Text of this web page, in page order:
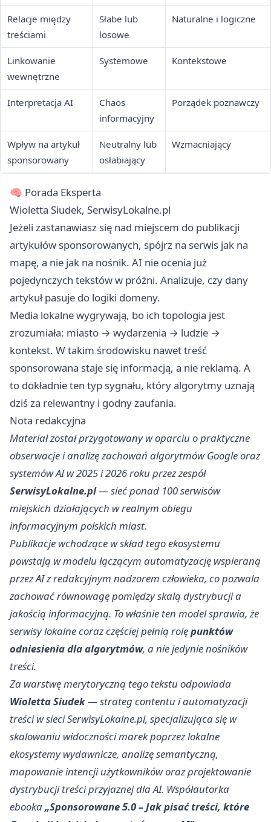
Relacje między
treściami
Słabe lub
losowe
Naturalne i logiczne
Linkowanie
wewnętrzne
Systemowe Kontekstowe
Interpretacja AI
Chaos
informacyjny
Porządek poznawczy
Wpływ na artykuł
sponsorowany
Neutralny lub
osłabiający
Wzmacniający
🧠 Porada Eksperta
Wioletta Siudek, SerwisyLokalne.pl
Jeżeli zastanawiasz się nad miejscem do publikacji
artykułów sponsorowanych, spójrz na serwis jak na
mapę, a nie jak na nośnik. AI nie ocenia już
pojedynczych tekstów w próżni. Analizuje, czy dany
artykuł pasuje do logiki domeny.
Media lokalne wygrywają, bo ich topologia jest
zrozumiała: miasto → wydarzenia → ludzie →
kontekst. W takim środowisku nawet treść
sponsorowana staje się informacją, a nie reklamą. A
to dokładnie ten typ sygnału, który algorytmy uznają
dziś za relewantny i godny zaufania.
Nota redakcyjna
Materiał został przygotowany w oparciu o praktyczne
obserwacje i analizę zachowań algorytmów Google oraz
systemów AI w 2025 i 2026 roku przez zespół
SerwisyLokalne.pl— sieć ponad 100 serwisów
miejskich działających w realnym obiegu
informacyjnym polskich miast.
Publikacje wchodzące w skład tego ekosystemu
powstają w modelu łączącym automatyzację wspieraną
przez AI z redakcyjnym nadzorem człowieka, co pozwala
zachować równowagę pomiędzy skalą dystrybucji a
jakością informacyjną. To właśnie ten model sprawia, że
serwisy lokalne coraz częściej pełnią rolępunktów
odniesienia dla algorytmów, a nie jedynie nośników
treści.
Za warstwę merytoryczną tego tekstu odpowiada
Wioletta Siudek— strateg contentu i automatyzacji
treści w sieci SerwisyLokalne.pl, specjalizująca się w
skalowaniu widoczności marek poprzez lokalne
ekosystemy wydawnicze, analizę semantyczną,
mapowanie intencji użytkowników oraz projektowanie
dystrybucji treści przyjaznej dla AI. Współautorka
ebooka„Sponsorowane 5.0 – Jak pisać treści, które